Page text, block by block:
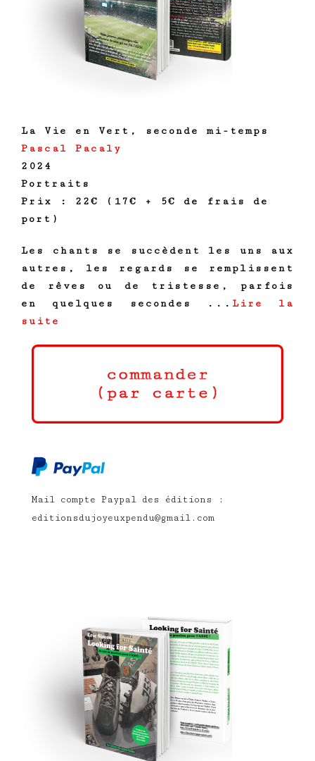
La Vie en Vert, seconde mi-temps
Pascal Pacaly
2024
Portraits
Prix : 22€ (17€ + 5€ de frais de
port)
Les chants se succèdent les uns aux
autres, les regards se remplissent
de rêves ou de tristesse, parfois
en quelques secondes ... Lire la
suite
Mail compte Paypal des éditions :
editionsdujoyeuxpendu@gmail.com